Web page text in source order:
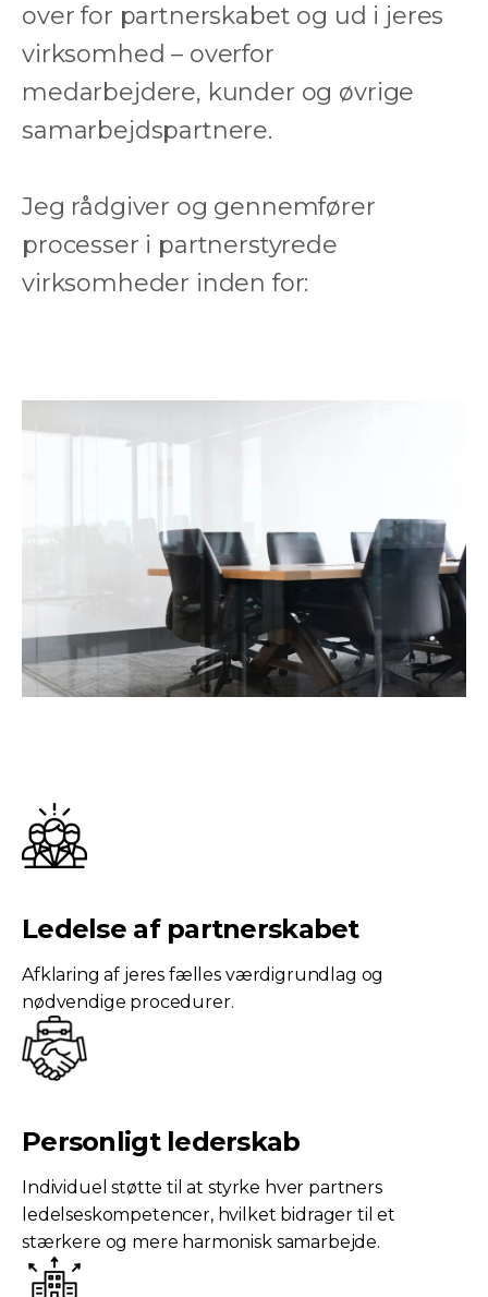
over for partnerskabet og ud i jeres
virksomhed – overfor
medarbejdere, kunder og øvrige
samarbejdspartnere.
Jeg rådgiver og gennemfører
processer i partnerstyrede
virksomheder inden for:
Ledelse af partnerskabet
Afklaring af jeres fælles værdigrundlag og
nødvendige procedurer.
Personligt lederskab
Individuel støtte til at styrke hver partners
ledelseskompetencer, hvilket bidrager til et
stærkere og mere harmonisk samarbejde.